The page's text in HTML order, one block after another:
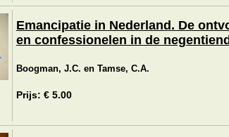
Emancipatie in Nederland. De
en confessionelen in de
Boogman, J.C. en Tamse, C.A.
Prijs: € 5.00